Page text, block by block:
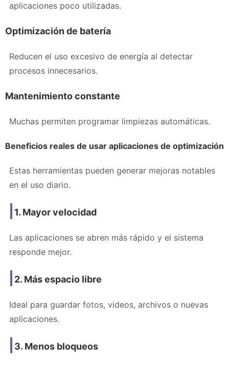
aplicaciones poco utilizadas.
Optimización de batería
Reducen el uso excesivo de energía al detectar
procesos innecesarios.
Mantenimiento constante
Muchas permiten programar limpiezas automáticas.
Beneficios reales de usar aplicaciones de optimización
Estas herramientas pueden generar mejoras notables
en el uso diario.
1. Mayor velocidad
Las aplicaciones se abren más rápido y el sistema
responde mejor.
2. Más espacio libre
Ideal para guardar fotos, videos, archivos o nuevas
aplicaciones.
3. Menos bloqueos